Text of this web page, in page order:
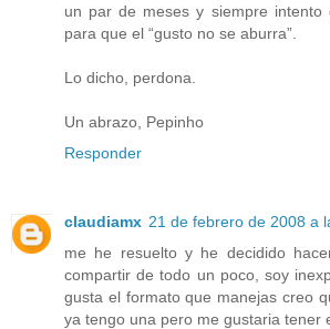
un par de meses y siempre intento
para que el “gusto no se aburra”.
Lo dicho, perdona.
Un abrazo, Pepinho
Responder
claudiamx 21 de febrero de 2008 a
me he resuelto y he decidido
compartir de todo un poco, soy
gusta el formato que manejas creo
ya tengo una pero me gustaria tener